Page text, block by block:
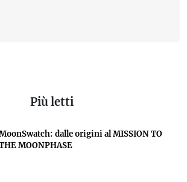
Più letti
dalle origini al MISSION TO
MOONPHASE